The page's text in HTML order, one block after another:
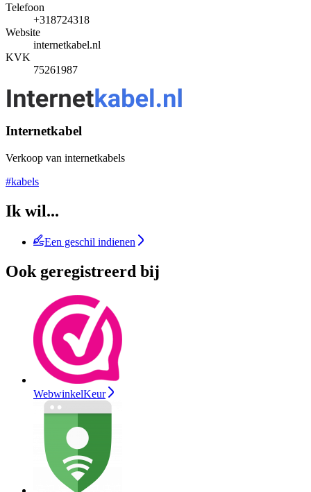
Telefoon
+318724318
Website
internetkabel.nl
KVK
75261987
Internetkabel
Verkoop van internetkabels
#kabels
Ik wil...
Een geschil indienen
Ook geregistreerd bij
WebwinkelKeur